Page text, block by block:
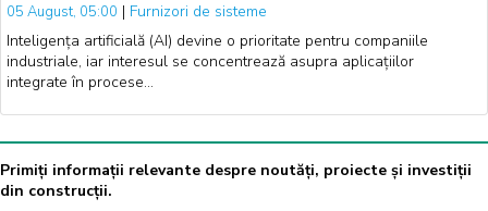
05 August, 05:00 | Furnizori de sisteme
Inteligența artificială (AI) devine o prioritate pentru companiile
industriale, iar interesul se concentrează asupra aplicațiilor
integrate în procese…
Primiți informații relevante despre noutăți, proiecte și investiții
din construcții.